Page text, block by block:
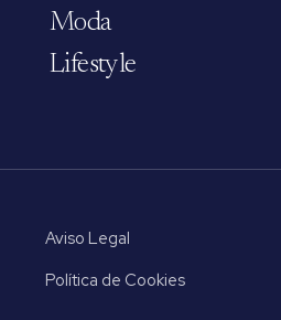
Moda
Lifestyle
Aviso Legal
Política de Cookies